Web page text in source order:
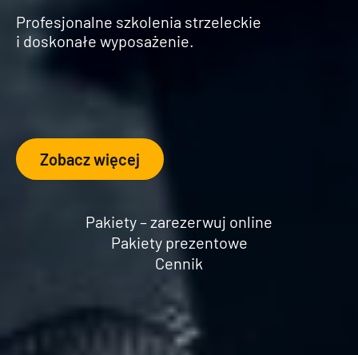
Profesjonalne szkolenia strzeleckie
i doskonałe wyposażenie.
Zobacz więcej
Pakiety – zarezerwuj online
Pakiety prezentowe
Cennik